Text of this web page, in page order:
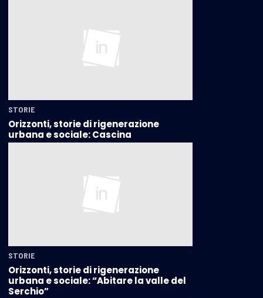
STORIE
Orizzonti, storie di rigenerazione
urbana e sociale: Cascina
STORIE
Orizzonti, storie di rigenerazione
urbana e sociale: “Abitare la valle del
Serchio”